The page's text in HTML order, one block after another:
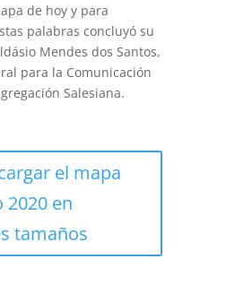
de hoy y para
palabras concluyó su
Mendes dos Santos,
para la Comunicación
Salesiana.
el mapa
2020 en
tamaños